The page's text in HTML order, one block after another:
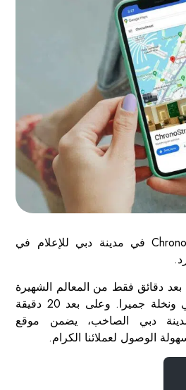
يقع مركز خدمة ChronoStreet في مدينة دبي للإعلام في
دقائق فقط من المعالم الشهيرة
في دبي مثل مرسى دبي ونخلة جميرا. وعلى بعد 20 دقيقة
دبي الصاخب، يضمن موقع